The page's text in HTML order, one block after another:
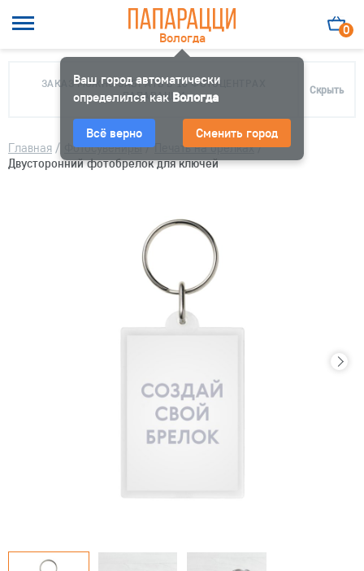
Вологда
Ваш город автоматически
определился как Вологда
Всё верно Сменить город
0
ЗАКАЗ МОЖНО ЗАБРАТЬ В 10 ФОТОЦЕНТРАХ
ПАПАРАЦЦИ
Скрыть
Главная / Фотосувениры/ Печать на брелках/
Двусторонний фотобрелок для ключей